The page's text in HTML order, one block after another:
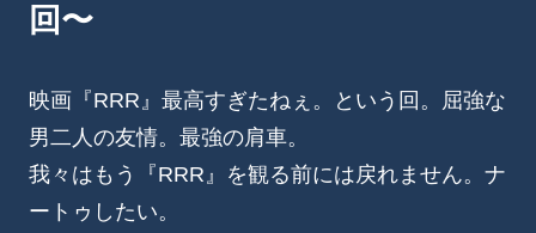
回〜
映画『RRR』最高すぎたねぇ。という回。屈強な
男二人の友情。最強の肩車。
我々はもう『RRR』を観る前には戻れません。ナ
ートゥしたい。